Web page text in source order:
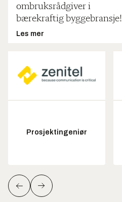
ombruksrådgiver i
bærekraftig byggebransje!
Les mer
Prosjektingeniør